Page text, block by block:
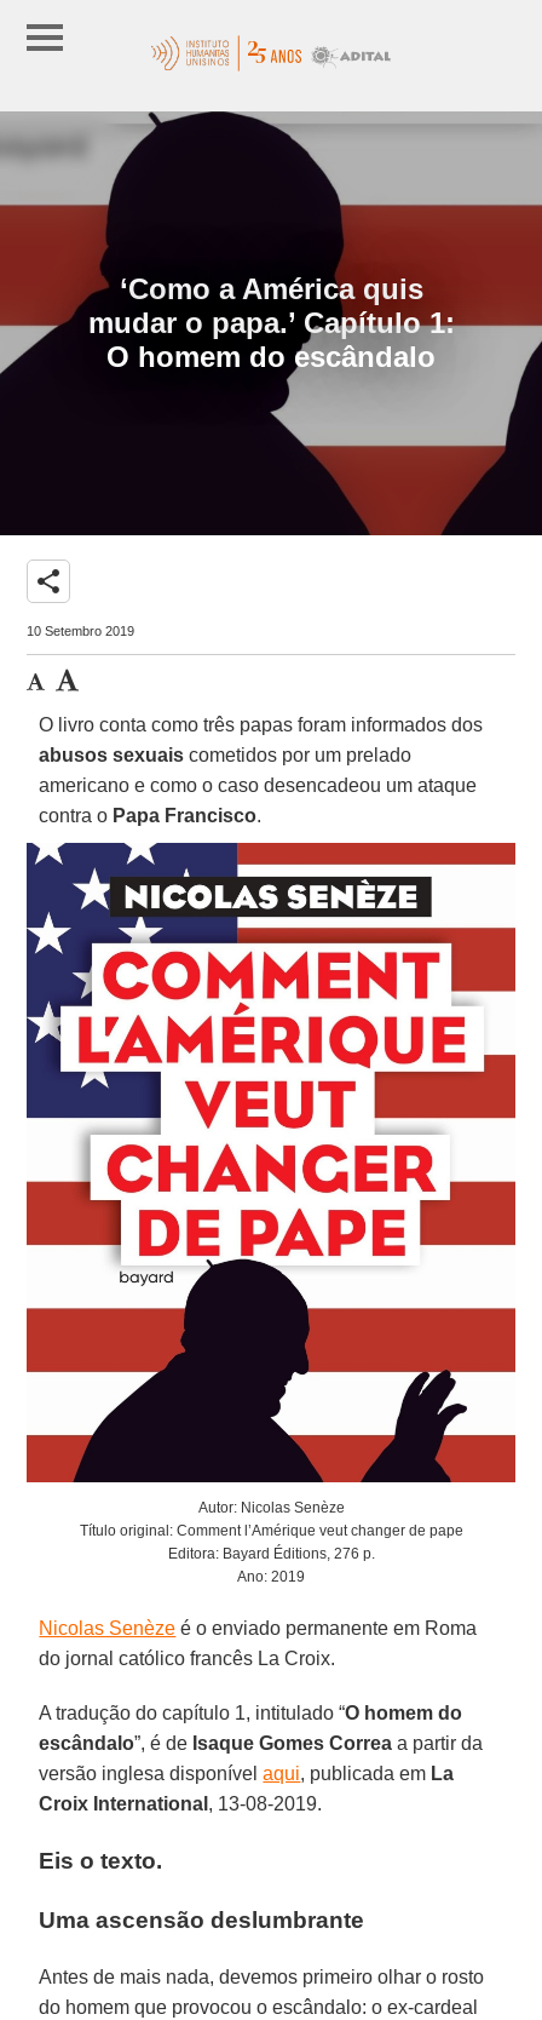
‘Como a América quis
mudar o papa.’ Capítulo 1:
O homem do escândalo
share
10 Setembro 2019
O livro conta como três papas foram informados dos
abusos sexuais cometidos por um prelado
americano e como o caso desencadeou um ataque
contra o Papa Francisco.
Autor: Nicolas Senèze
Título original: Comment l’Amérique veut changer de pape
Editora: Bayard Éditions, 276 p.
Ano: 2019
Nicolas Senèze é o enviado permanente em Roma
do jornal católico francês La Croix.
A tradução do capítulo 1, intitulado “O homem do
escândalo”, é de Isaque Gomes Correa a partir da
versão inglesa disponívelaqui, publicada em La
Croix International , 13-08-2019.
Eis o texto.
Uma ascensão deslumbrante
Antes de mais nada, devemos primeiro olhar o rosto
do homem que provocou o escândalo: o ex-cardeal